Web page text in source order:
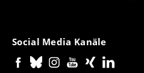
Social Media Kanäle